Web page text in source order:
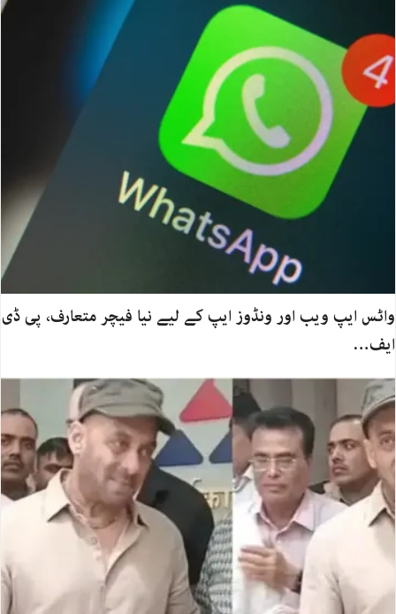
واٹس ایپ ویب اور ونڈوز ایپ کے لیے نیا فیچر متعارف، پی ڈی
ایف…